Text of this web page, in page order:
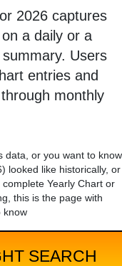
2026 captures
a daily or a
Users
entries and
monthly
data, or you want to know
looked like historically, or
Yearly Chart or
this is the page with
know
SEARCH